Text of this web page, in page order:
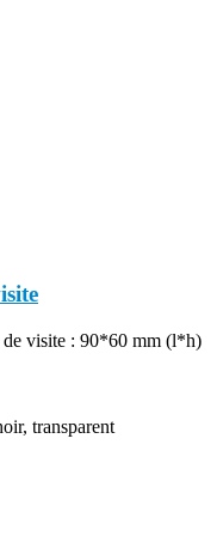
de visite : 90*60 mm (l*h)
transparent